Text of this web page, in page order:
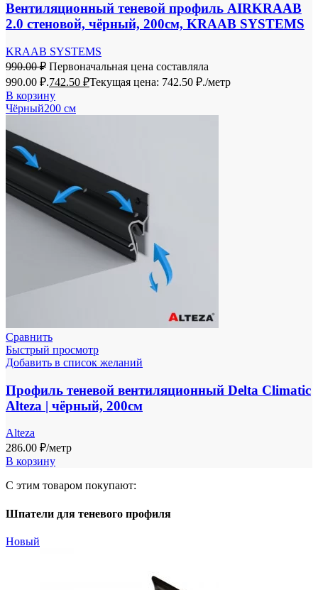
Вентиляционный теневой профиль AIRKRAAB
2.0 стеновой, чёрный, 200см, KRAAB SYSTEMS
KRAAB SYSTEMS
990.00₽ Первоначальная цена составляла
990.00 ₽.742.50 ₽Текущая цена: 742.50 ₽./метр
В корзину
Чёрный200 см
Сравнить
Быстрый просмотр
Добавить в список желаний
Профиль теневой вентиляционный Delta Climatic
Alteza | чёрный, 200см
Alteza
286.00 ₽/метр
В корзину
С этим товаром покупают:
Шпатели для теневого профиля
Новый